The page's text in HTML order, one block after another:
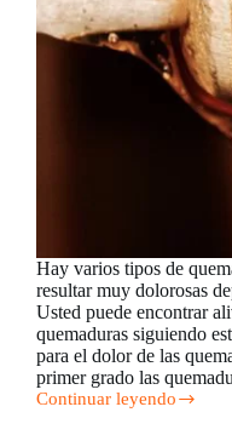
Hay varios tipos de
resultar muy dolorosas
Usted puede encontrar
quemaduras siguiendo
para el dolor de las
primer grado las
Continuar leyendo
Alivio